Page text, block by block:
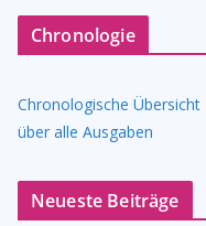
Chronologie
Chronologische Übersicht
über alle Ausgaben
Neueste Beiträge